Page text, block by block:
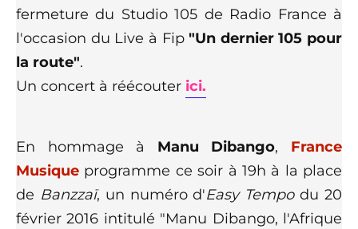
fermeture du Studio 105 de Radio France à
l'occasion du Live à Fip "Un dernier 105 pour
la route".
Un concert à réécouter ici.
En hommage à Manu Dibango,
France
Musique programme ce soir à 19h à la place
de Banzzaï, un numéro d'Easy Tempodu 20
février 2016 intitulé "Manu Dibango, l'Afrique